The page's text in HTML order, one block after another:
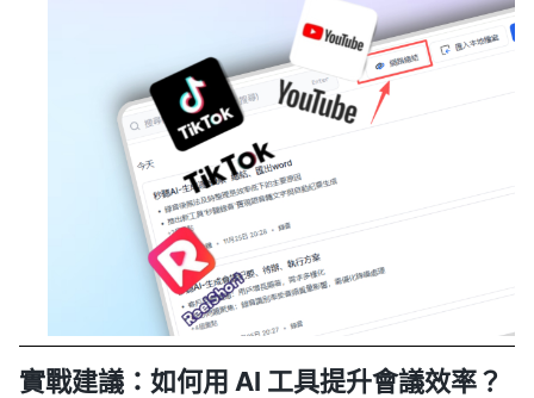
實戰建議：如何用 AI 工具提升會議效率？